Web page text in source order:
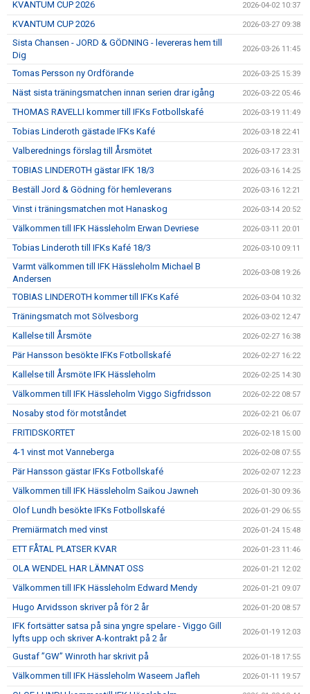
KVANTUM CUP 2026 2026-04-02 10:37
KVANTUM CUP 2026 2026-03-27 09:38
Sista Chansen - JORD & GÖDNING - levereras hem till
Dig
2026-03-26 11:45
Tomas Persson ny Ordförande 2026-03-25 15:39
Näst sista träningsmatchen innan serien drar igång 2026-03-22 05:46
THOMAS RAVELLI kommer till IFKs Fotbollskafé 2026-03-19 11:49
Tobias Linderoth gästade IFKs Kafé 2026-03-18 22:41
Valberednings förslag till Årsmötet 2026-03-17 23:31
TOBIAS LINDEROTH gästar IFK 18/3 2026-03-16 14:25
Beställ Jord & Gödning för hemleverans 2026-03-16 12:21
Vinst i träningsmatchen mot Hanaskog 2026-03-14 20:52
Välkommen till IFK Hässleholm Erwan Devriese 2026-03-11 20:01
Tobias Linderoth till IFKs Kafé 18/3 2026-03-10 09:11
Varmt välkommen till IFK Hässleholm Michael B
Andersen
2026-03-08 19:26
TOBIAS LINDEROTH kommer till IFKs Kafé 2026-03-04 10:32
Träningsmatch mot Sölvesborg 2026-03-02 12:47
Kallelse till Årsmöte 2026-02-27 16:38
Pär Hansson besökte IFKs Fotbollskafé 2026-02-27 16:22
Kallelse till Årsmöte IFK Hässleholm 2026-02-25 14:30
Välkommen till IFK Hässleholm Viggo Sigfridsson 2026-02-22 08:57
Nosaby stod för motståndet 2026-02-21 06:07
FRITIDSKORTET 2026-02-18 15:00
4-1 vinst mot Vanneberga 2026-02-08 07:55
Pär Hansson gästar IFKs Fotbollskafé 2026-02-07 12:23
Välkommen till IFK Hässleholm Saikou Jawneh 2026-01-30 09:36
Olof Lundh besökte IFKs Fotbollskafé 2026-01-29 06:55
Premiärmatch med vinst 2026-01-24 15:48
ETT FÅTAL PLATSER KVAR 2026-01-23 11:46
OLA WENDEL HAR LÄMNAT OSS 2026-01-21 12:02
Välkommen till IFK Hässleholm Edward Mendy 2026-01-21 09:07
Hugo Arvidsson skriver på för 2 år 2026-01-20 08:57
IFK fortsätter satsa på sina yngre spelare - Viggo Gill
lyfts upp och skriver A-kontrakt på 2 år
2026-01-19 12:03
Gustaf ”GW” Winroth har skrivit på 2026-01-18 17:55
Välkommen till IFK Hässleholm Waseem Jafleh 2026-01-11 19:57